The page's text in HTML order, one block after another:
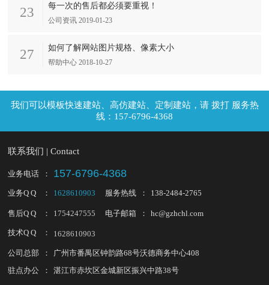
23 每一次的售后都必须要重视！
公司资讯 2019-01-23
27 如何了解网站图片规格、像素大小
帮助中心 2018-10-27
拨打 服务热
线：157-6796-4368
联系我们 | Contact
业务电话 ： 157-6796-4368
业务Q Q ： 1628610903 服务热线 ： 138-2484-2765
售后Q Q ： 1754247555 电子邮箱 ： hc@gzhchl.com
技术Q Q ： 1628610903
公司总部 ：
广州市番禺区钟韵路68号沃德商务中心408
驻点办公
： 湛江市赤坎区金城新区振兴中路38号